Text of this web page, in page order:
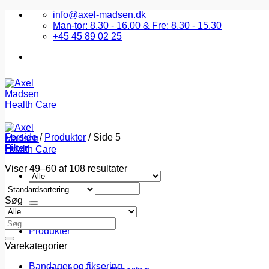
Fortsæt
info@axel-madsen.dk
Man-tor: 8.30 - 16.00 & Fre: 8.30 - 15.30
+45 45 89 02 25
Søg
efter:
Forside
Produkter
Forside / Produkter /Side 5
Filter
Viser 49–60 af 108 resultater
Søg
Søg
efter:
Varekategorier
Bandager og fiksering